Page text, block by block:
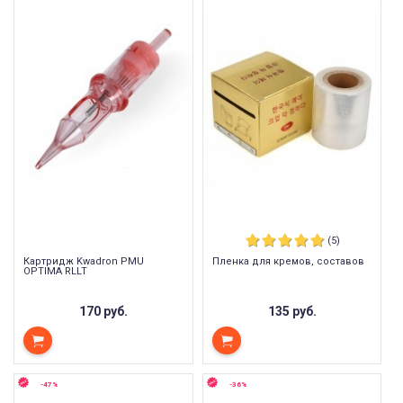
Картридж Kwadron PMU
OPTIMA RLLT
170 руб.
(5)
Пленка для кремов, составов
135 руб.
-47% -36%